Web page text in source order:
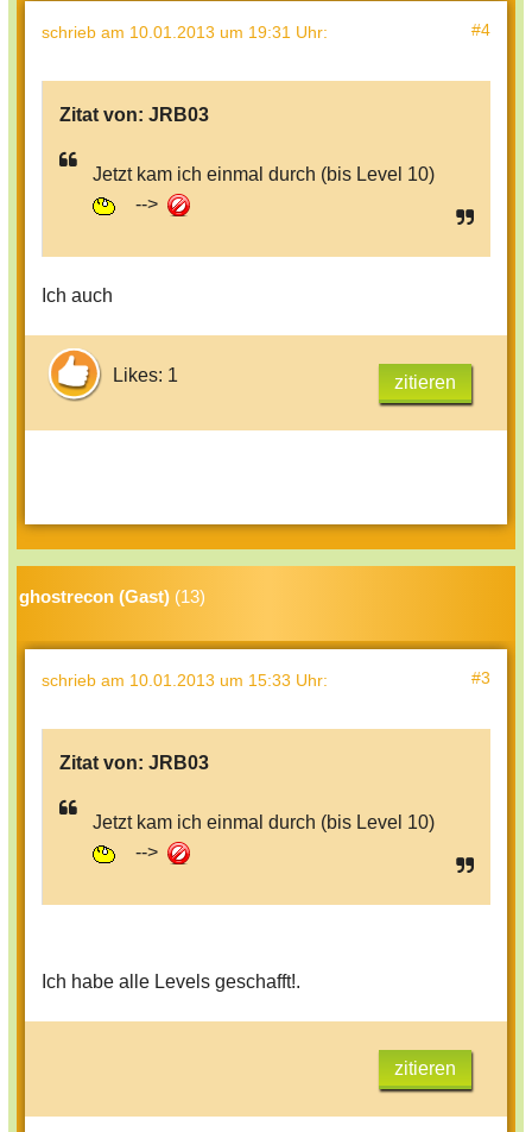
schrieb am 10.01.2013 um 19:31 Uhr: #4
Zitat von: JRB03
Jetzt kam ich einmal durch (bis Level 10)
-->
Ich auch
Likes: 1 zitieren
ghostrecon (Gast) (13)
schrieb am 10.01.2013 um 15:33 Uhr: #3
Zitat von: JRB03
Jetzt kam ich einmal durch (bis Level 10)
-->
Ich habe alle Levels geschafft!.
zitieren